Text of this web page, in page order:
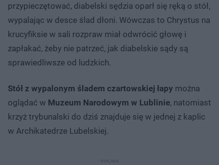
przypieczętować, diabelski sędzia oparł się ręką o stół,
wypalając w desce ślad dłoni. Wówczas to Chrystus na
krucyfiksie w sali rozpraw miał odwrócić głowę i
zapłakać, żeby nie patrzeć, jak diabelskie sądy są
sprawiedliwsze od ludzkich.
Stół z wypalonym śladem czartowskiej łapy można
oglądać w Muzeum Narodowym w Lublinie, natomiast
krzyż trybunalski do dziś znajduje się w jednej z kaplic
w Archikatedrze Lubelskiej.